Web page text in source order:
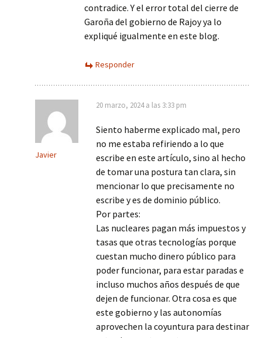
contradice. Y el error total del cierre de
Garoña del gobierno de Rajoy ya lo
expliqué igualmente en este blog.
Responder
Javier
20 marzo, 2024 a las 3:33 pm
Siento haberme explicado mal, pero
no me estaba refiriendo a lo que
escribe en este artículo, sino al hecho
de tomar una postura tan clara, sin
mencionar lo que precisamente no
escribe y es de dominio público.
Por partes:
Las nucleares pagan más impuestos y
tasas que otras tecnologías porque
cuestan mucho dinero público para
poder funcionar, para estar paradas e
incluso muchos años después de que
dejen de funcionar. Otra cosa es que
este gobierno y las autonomías
aprovechen la coyuntura para destinar